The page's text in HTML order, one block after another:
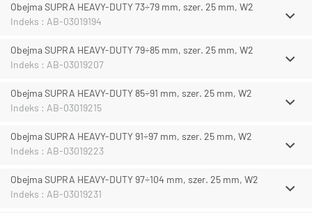
Obejma SUPRA HEAVY-DUTY 73÷79 mm, szer. 25 mm, W2
Indeks : AB-03019194
Obejma SUPRA HEAVY-DUTY 79÷85 mm, szer. 25 mm, W2
Indeks : AB-03019207
Obejma SUPRA HEAVY-DUTY 85÷91 mm, szer. 25 mm, W2
Indeks : AB-03019215
Obejma SUPRA HEAVY-DUTY 91÷97 mm, szer. 25 mm, W2
Indeks : AB-03019223
Obejma SUPRA HEAVY-DUTY 97÷104 mm, szer. 25 mm, W2
Indeks : AB-03019231